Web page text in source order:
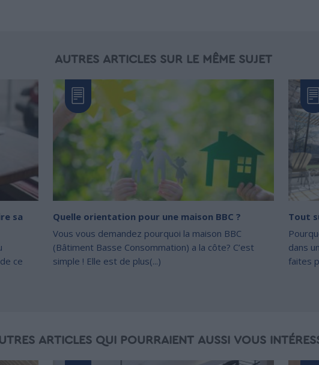
AUTRES ARTICLES SUR LE MÊME SUJET
sa
ce
Quelle orientation pour une maison BBC ?
Vous vous demandez pourquoi la maison BBC
(Bâtiment Basse Consommation) a la côte? C’est
simple ! Elle est de plus(...)
Tout
dans
faites
ARTICLES QUI POURRAIENT AUSSI VOUS